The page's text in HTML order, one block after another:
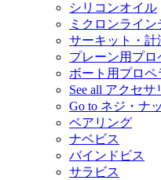
シリコンオイル
ミクロンライン
サーキット・計
プレーン用プ
ボート用プロ
See all アクセサ
Go to ネジ・ナ
ベアリング
ナベビス
バインドビス
サラビス